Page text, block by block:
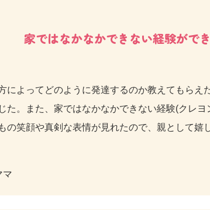
家ではなかなかできない経験がで
によってどのように発達するのか教えてもら
た。また、家ではなかなかできない経験(クレ
の笑顔や真剣な表情が見れたので、親として嬉
マ